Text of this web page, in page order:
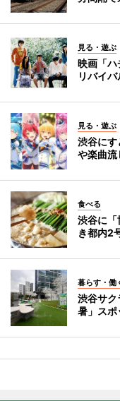
見る・遊ぶ
映画「ハ
リバイ
見る・遊ぶ
渋谷に
や楽曲流
食べる
渋谷に
き都内2
暮らす・働
渋谷サク
暑」スポ